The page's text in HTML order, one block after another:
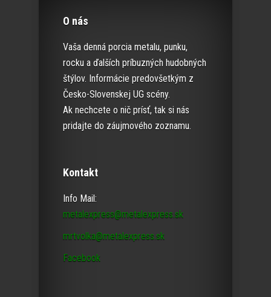
O nás
Vaša denná porcia metalu, punku,
rocku a ďalších príbuzných hudobných
štýlov. Informácie predovšetkým z
Česko-Slovenskej UG scény.
Ak nechcete o nič prísť, tak si nás
pridajte do záujmového zoznamu.
Kontakt
Info Mail:
metalexpress@metalexpress.sk
mrtvolka@metalexpress.sk
Facebook